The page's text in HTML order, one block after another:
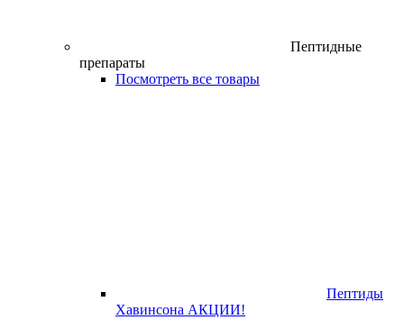
Пептидные
препараты
Посмотреть все товары
Пептиды
Хавинсона АКЦИИ!